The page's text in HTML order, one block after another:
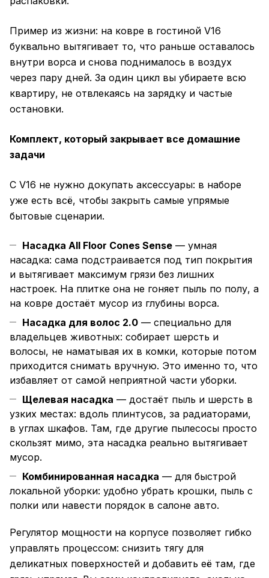
Пример из жизни: на ковре в гостиной V16
буквально вытягивает то, что раньше оставалось
внутри ворса и снова поднималось в воздух
через пару дней. За один цикл вы убираете всю
квартиру, не отвлекаясь на зарядку и частые
остановки.
Комплект, который закрывает все домашние
задачи
С V16 не нужно докупать аксессуары: в наборе
уже есть всё, чтобы закрыть самые упрямые
бытовые сценарии.
Насадка All Floor Cones Sense — умная
насадка: сама подстраивается под тип покрытия
и вытягивает максимум грязи без лишних
настроек. На плитке она не гоняет пыль по полу, а
на ковре достаёт мусор из глубины ворса.
Насадка для волос 2.0 — специально для
владельцев животных: собирает шерсть и
волосы, не наматывая их в комки, которые потом
приходится снимать вручную. Это именно то, что
избавляет от самой неприятной части уборки.
Щелевая насадка — достаёт пыль и шерсть в
узких местах: вдоль плинтусов, за радиаторами,
в углах шкафов. Там, где другие пылесосы просто
скользят мимо, эта насадка реально вытягивает
мусор.
Комбинированная насадка — для быстрой
локальной уборки: удобно убрать крошки, пыль с
полки или навести порядок в салоне авто.
Регулятор мощности на корпусе позволяет гибко
управлять процессом: снизить тягу для
деликатных поверхностей и добавить её там, где